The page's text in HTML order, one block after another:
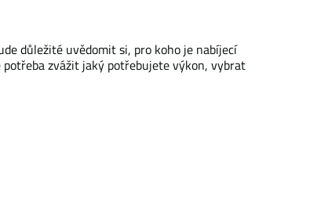
důležité uvědomit si, pro koho je nabíjecí
potřeba zvážit jaký potřebujete výkon, vybrat